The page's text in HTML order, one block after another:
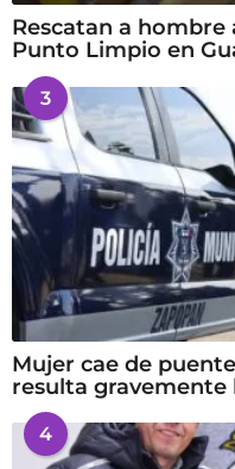
Rescatan a
Punto Limpio en
3
Mujer cae de
resulta gravemente
4